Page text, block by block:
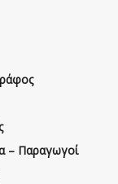
– Παραγωγοί